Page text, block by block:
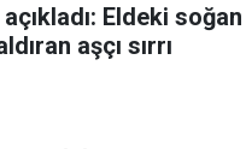
Eldeki
aşçı sırrı